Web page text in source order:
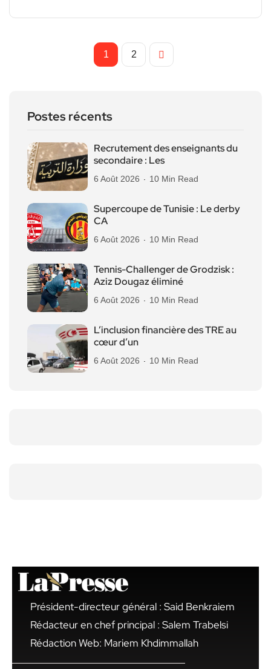
1 2
Postes récents
Recrutement des enseignants du
secondaire : Les
6 Août 2026 10 Min Read
Supercoupe de Tunisie : Le derby
CA
6 Août 2026 10 Min Read
Tennis-Challenger de Grodzisk :
Aziz Dougaz éliminé
6 Août 2026 10 Min Read
L’inclusion financière des TRE au
cœur d’un
6 Août 2026 10 Min Read
Président-directeur général : Said Benkraiem
Rédacteur en chef principal : Salem Trabelsi
Rédaction Web: Mariem Khdimmallah